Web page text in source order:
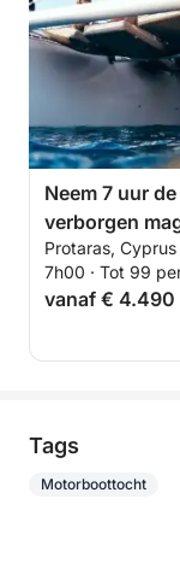
Neem 7 uur
verborgen
vanuit de
Protaras, Cyprus
7h00 · Tot 99
vanaf € 4.490
Tags
Motorboottocht